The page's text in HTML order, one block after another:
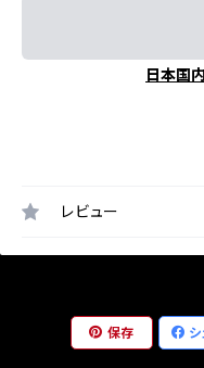
日本国
レビュー
保存